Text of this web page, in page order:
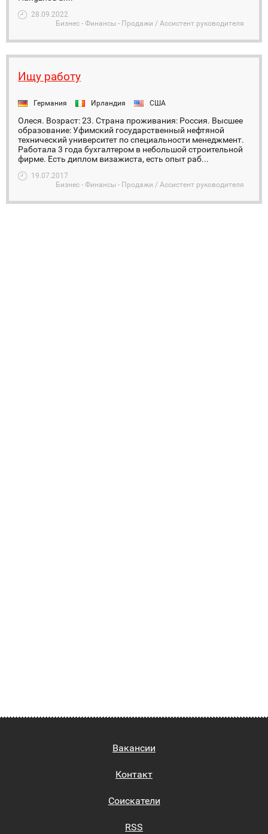
28.09.2022
Бизнес - Финансы - Продажи / Ассистент руководителя
Ищу работу
Германия Ирландия США
Олеся. Возраст: 23. Страна проживания: Россия. Высшее
образование: Уфимский государственный нефтяной
технический университет по специальности менеджмент.
Работала 3 года бухгалтером в небольшой строительной
фирме. Есть диплом визажиста, есть опыт раб...
19.07.2017
Бизнес - Финансы - Продажи / Ассистент руководителя
Вакансии
Контакт
Соискатели
RSS